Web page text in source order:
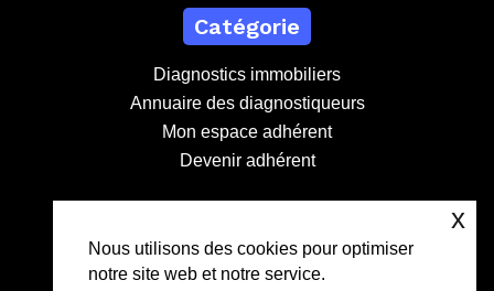
Catégorie
Diagnostics immobiliers
Annuaire des diagnostiqueurs
Mon espace adhérent
Devenir adhérent
contact@lebdd.fr
Nous utilisons des cookies pour optimiser
notre site web et notre service.
x